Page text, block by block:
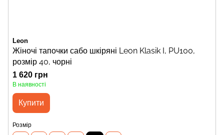
Leon
Жіночі тапочки сабо шкіряні Leon Klasik I, PU100,
розмір 40, чорні
1 620 грн
В наявності
Купити
Розмір